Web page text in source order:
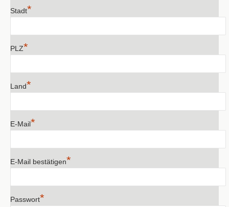
Stadt*
PLZ*
Land*
E-Mail*
E-Mail bestätigen*
Passwort*